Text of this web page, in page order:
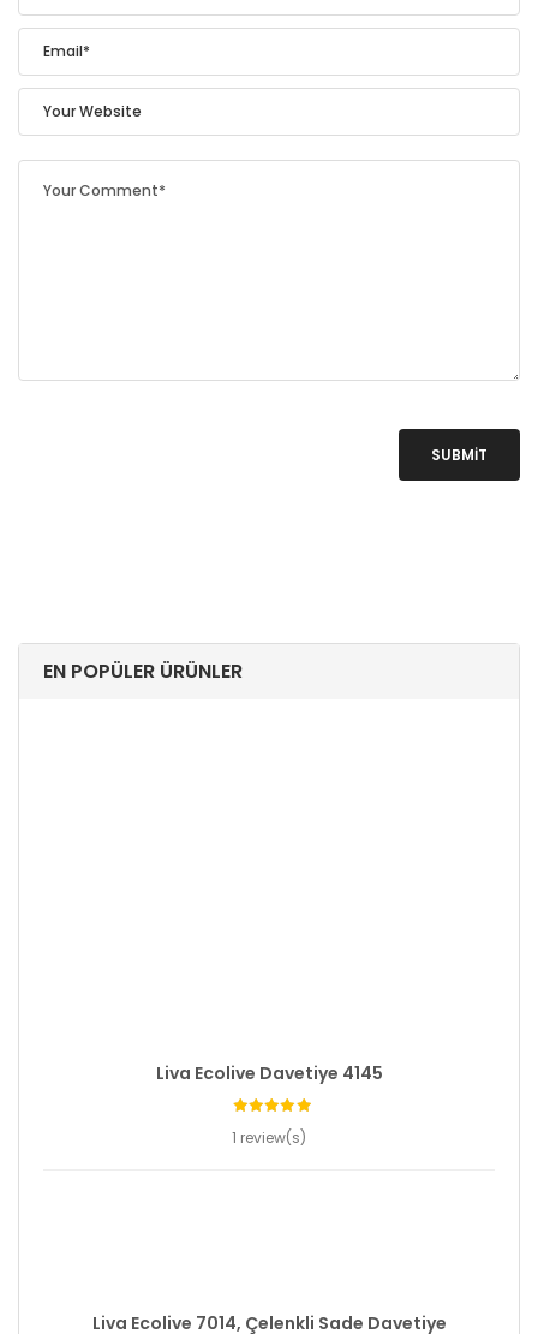
SUBMIT
EN POPÜLER ÜRÜNLER
Liva Ecolive Davetiye 4145
1 review(s)
Liva Ecolive 7014, Çelenkli Sade Davetiye